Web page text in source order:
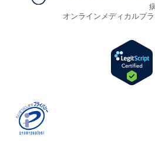
オンラインメディカルプ